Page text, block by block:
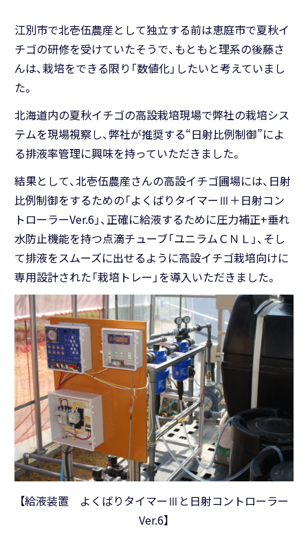
江別市で北壱伍農産として独立する前は恵庭市で夏秋イ
チゴの研修を受けていたそうで、もともと理系の後藤さ
んは、栽培をできる限り「数値化」したいと考えていまし
た。
北海道内の夏秋イチゴの高設栽培現場で弊社の栽培シス
テムを現場視察し、弊社が推奨する“日射比例制御”によ
る排液率管理に興味を持っていただきました。
結果として、北壱伍農産さんの高設イチゴ圃場には、日射
比例制御をするための「よくばりタイマーⅢ＋日射コン
トローラーVer.6」、正確に給液するために圧力補正+垂れ
水防止機能を持つ点滴チューブ「ユニラムＣＮＬ」、そし
て排液をスムーズに出せるように高設イチゴ栽培向けに
専用設計された「栽培トレー」を導入いただきました。
【給液装置 よくばりタイマーⅢと日射コントローラー
Ver.6】